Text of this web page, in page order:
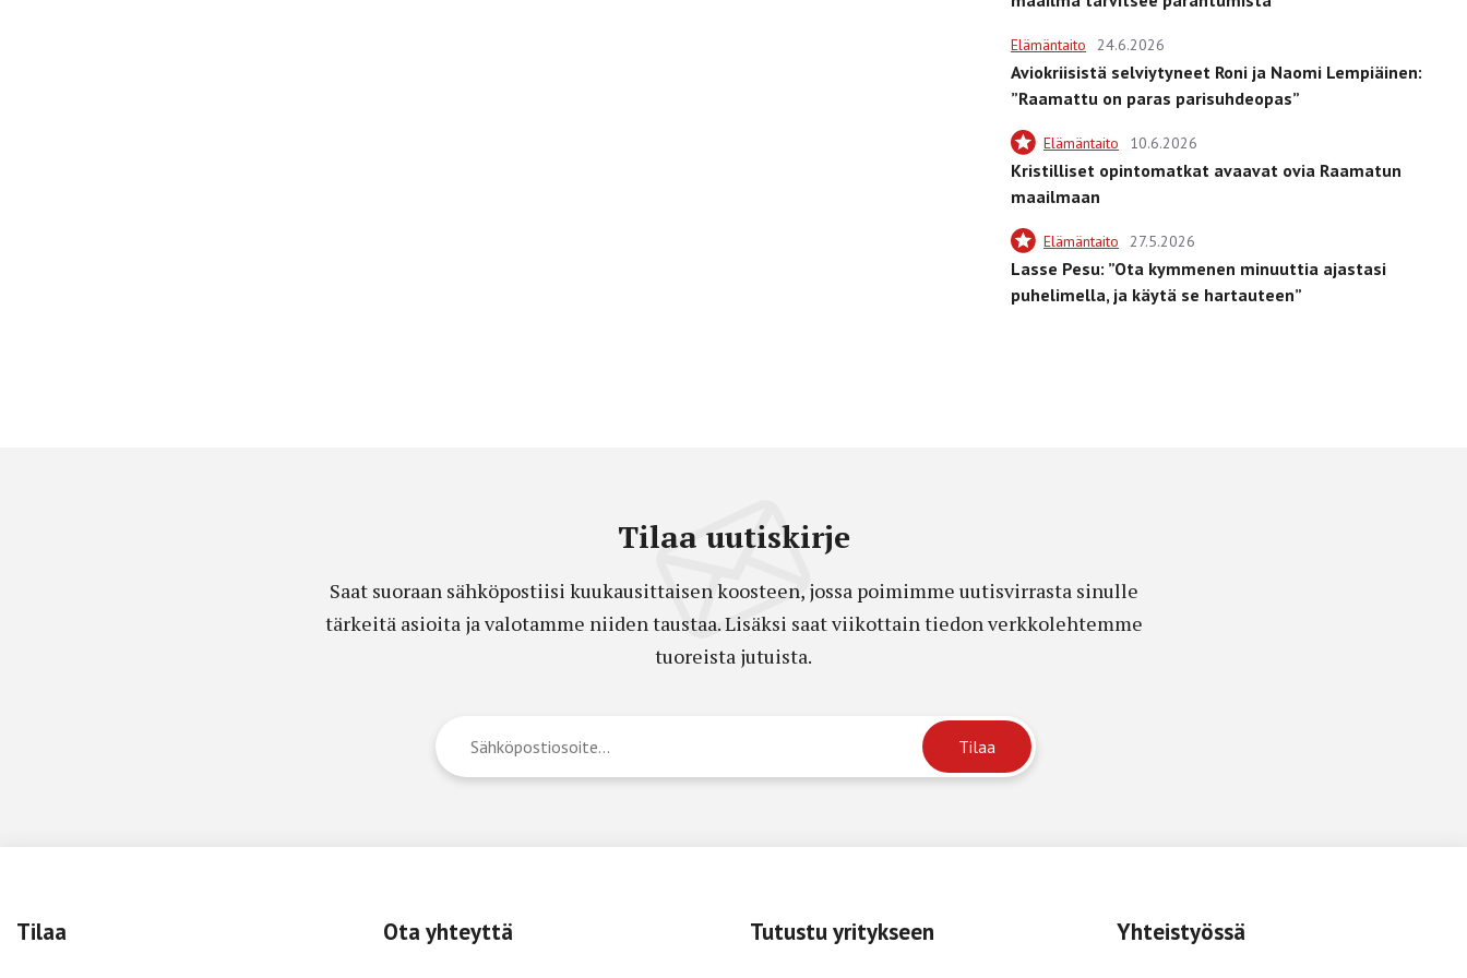
Elämäntaito 24.6.2026
Aviokriisistä selviytyneet Roni ja Naomi Lempiäinen:
”Raamattu on paras parisuhdeopas”
Elämäntaito 10.6.2026
Kristilliset opintomatkat avaavat ovia Raamatun
maailmaan
Elämäntaito 27.5.2026
Lasse Pesu: ”Ota kymmenen minuuttia ajastasi
puhelimella, ja käytä se hartauteen”
Tilaa uutiskirje
Saat suoraan sähköpostiisi kuukausittaisen koosteen, jossa poimimme uutisvirrasta sinulle
tärkeitä asioita ja valotamme niiden taustaa. Lisäksi saat viikottain tiedon verkkolehtemme
tuoreista jutuista.
Tilaa Ota yhteyttä Tutustu yritykseen Yhteistyössä